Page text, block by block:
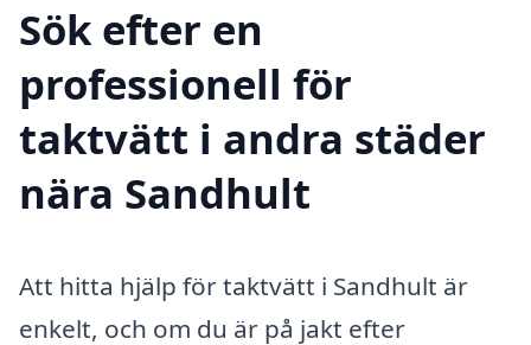
Sök efter en
professionell för
taktvätt i andra städer
nära Sandhult
Att hitta hjälp för taktvätt i Sandhult är
enkelt, och om du är på jakt efter